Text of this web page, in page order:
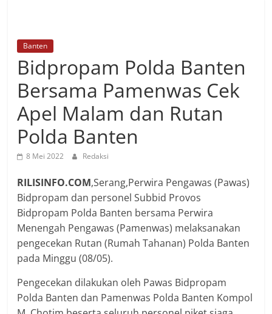
Banten
Bidpropam Polda Banten
Bersama Pamenwas Cek
Apel Malam dan Rutan
Polda Banten
8 Mei 2022 Redaksi
RILISINFO.COM,Serang,Perwira Pengawas (Pawas)
Bidpropam dan personel Subbid Provos
Bidpropam Polda Banten bersama Perwira
Menengah Pengawas (Pamenwas) melaksanakan
pengecekan Rutan (Rumah Tahanan) Polda Banten
pada Minggu (08/05).
Pengecekan dilakukan oleh Pawas Bidpropam
Polda Banten dan Pamenwas Polda Banten Kompol